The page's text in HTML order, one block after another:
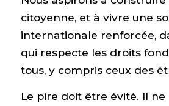
citoyenne, et à vivre une
internationale renforcée,
qui respecte les droits
tous, y compris ceux des
Le pire doit être évité. Il ne